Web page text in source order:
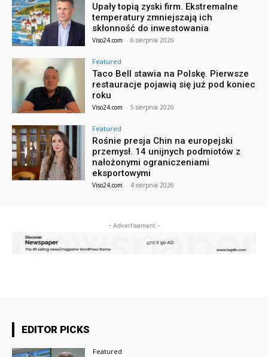
Upały topią zyski firm. Ekstremalne
temperatury zmniejszają ich
skłonność do inwestowania
Viso24.com - 6 sierpnia 2026
Featured
Taco Bell stawia na Polskę. Pierwsze
restauracje pojawią się już pod koniec
roku
Viso24.com - 5 sierpnia 2026
Featured
Rośnie presja Chin na europejski
przemysł. 14 unijnych podmiotów z
nałożonymi ograniczeniami
eksportowymi
Viso24.com - 4 sierpnia 2026
- Advertisement -
EDITOR PICKS
Featured